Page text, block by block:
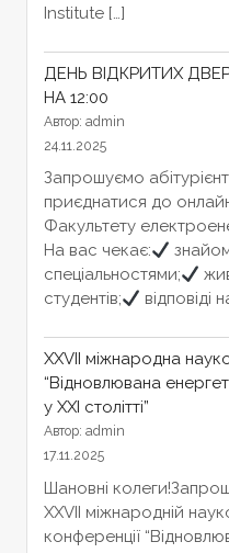
Institute […]
ДЕНЬ ВІДКРИТИХ
НА 12:00
Автор: admin
24.11.2025
Запрошуємо
приєднатися до
Факультету
На вас чекає:
спеціальностями;
студентів;
відповіді
XXVІІ міжнародна
“Відновлювана
у XXI столітті”
Автор: admin
17.11.2025
Шановні
XXVІІ міжнародній
конференції